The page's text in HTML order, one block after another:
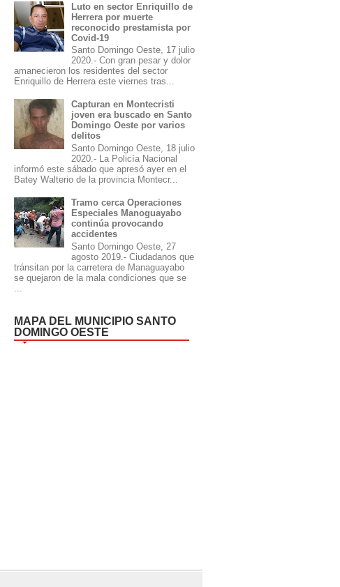
Luto en sector Enriquillo de
Herrera por muerte
reconocido prestamista por
Covid-19
Santo Domingo Oeste, 17 julio
2020.- Con gran pesar y dolor
amanecieron los residentes del sector
Enriquillo de Herrera este viernes tras...
Capturan en Montecristi
joven era buscado en Santo
Domingo Oeste por varios
delitos
Santo Domingo Oeste, 18 julio
2020.- La Policía Nacional
informó este sábado que apresó ayer en el
Batey Walterio de la provincia Montecr...
Tramo cerca Operaciones
Especiales Manoguayabo
continúa provocando
accidentes
Santo Domingo Oeste, 27
agosto 2019.- Ciudadanos que
tránsitan por la carretera de Managuayabo
se quejaron de la mala condiciones que se
MAPA DEL MUNICIPIO SANTO
DOMINGO OESTE